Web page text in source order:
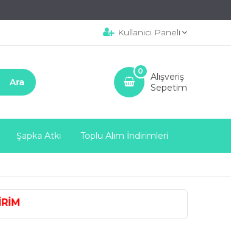
Kullanıcı Paneli
Alışveriş
Sepetim
0
Şapka Atkı Toplu Alım İndirimleri